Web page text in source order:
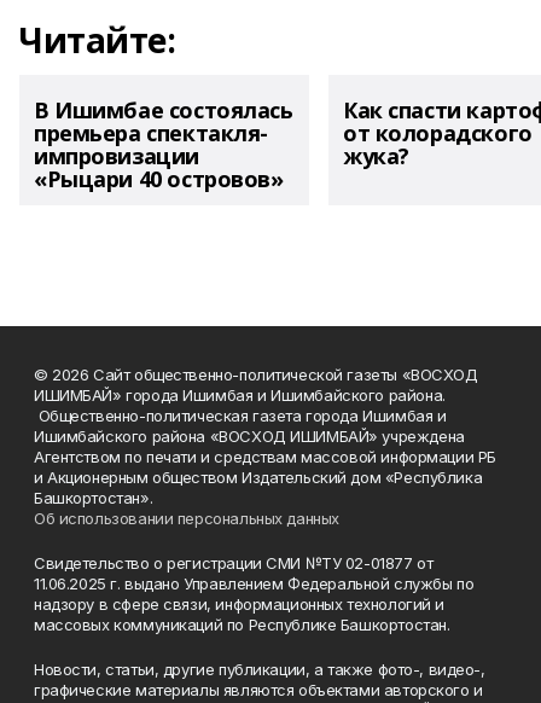
Читайте:
В Ишимбае состоялась
премьера спектакля-
импровизации
«Рыцари 40 островов»
Как спасти
от колорадского
жука?
© 2026 Сайт общественно-политической газеты «ВОСХОД
ИШИМБАЙ» города Ишимбая и Ишимбайского района.
Общественно-политическая газета города Ишимбая и
Ишимбайского района «ВОСХОД ИШИМБАЙ» учреждена
Агентством по печати и средствам массовой информации РБ
и Акционерным обществом Издательский дом «Республика
Башкортостан».
Об использовании персональных данных
Свидетельство о регистрации СМИ №ТУ 02-01877 от
11.06.2025 г. выдано Управлением Федеральной службы по
надзору в сфере связи, информационных технологий и
массовых коммуникаций по Республике Башкортостан.
Новости, статьи, другие публикации, а также фото-, видео-,
графические материалы являются объектами авторского и